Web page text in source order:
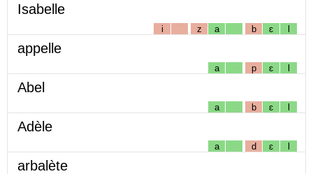
Isabelle
i z a b ɛ l
appelle
a p ɛ l
Abel
a b ɛ l
Adèle
a d ɛ l
arbalète